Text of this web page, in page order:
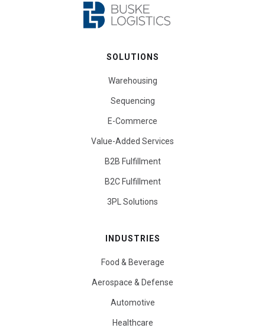
SOLUTIONS
Warehousing
Sequencing
E-Commerce
Value-Added Services
B2B Fulfillment
B2C Fulfillment
3PL Solutions
INDUSTRIES
Food & Beverage
Aerospace & Defense
Automotive
Healthcare